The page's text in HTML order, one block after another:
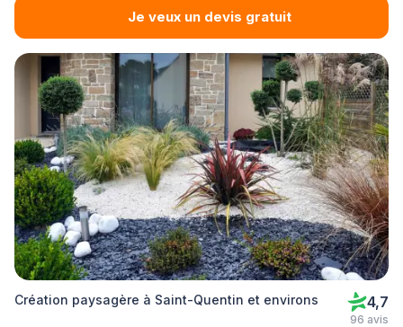
Je veux un devis gratuit
Création paysagère à Saint-Quentin et environs 4,7
96 avis